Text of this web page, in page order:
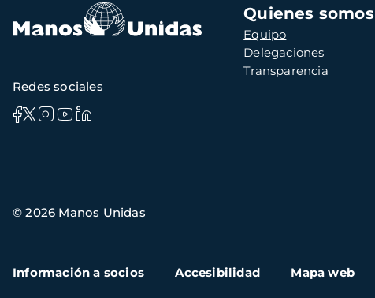
Navegación
principal
Quienes somos
Equipo
Delegaciones
Transparencia
Redes sociales
de
© 2026 Manos Unidas
Menú
Información a socios Accesibilidad Mapa web